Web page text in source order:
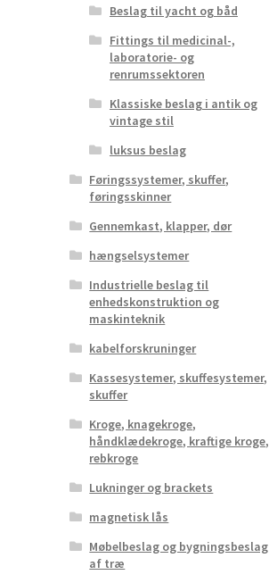
Beslag til yacht og båd
Fittings til medicinal-,
laboratorie- og
renrumssektoren
Klassiske beslag i antik og
vintage stil
luksus beslag
Føringssystemer, skuffer,
føringsskinner
Gennemkast, klapper, dør
hængselsystemer
Industrielle beslag til
enhedskonstruktion og
maskinteknik
kabelforskruninger
Kassesystemer, skuffesystemer,
skuffer
Kroge, knagekroge,
håndklædekroge, kraftige kroge,
rebkroge
Lukninger og brackets
magnetisk lås
Møbelbeslag og bygningsbeslag
af træ